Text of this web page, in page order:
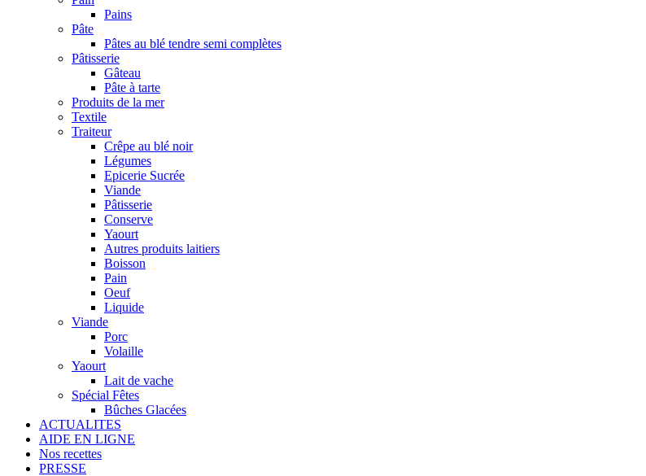
Pains
Pâte
Pâtes au blé tendre semi complètes
Pâtisserie
Gâteau
Pâte à tarte
Produits de la mer
Textile
Traiteur
Crêpe au blé noir
Légumes
Epicerie Sucrée
Viande
Pâtisserie
Conserve
Yaourt
Autres produits laitiers
Boisson
Pain
Oeuf
Liquide
Viande
Porc
Volaille
Yaourt
Lait de vache
Spécial Fêtes
Bûches Glacées
ACTUALITES
AIDE EN LIGNE
Nos recettes
PRESSE